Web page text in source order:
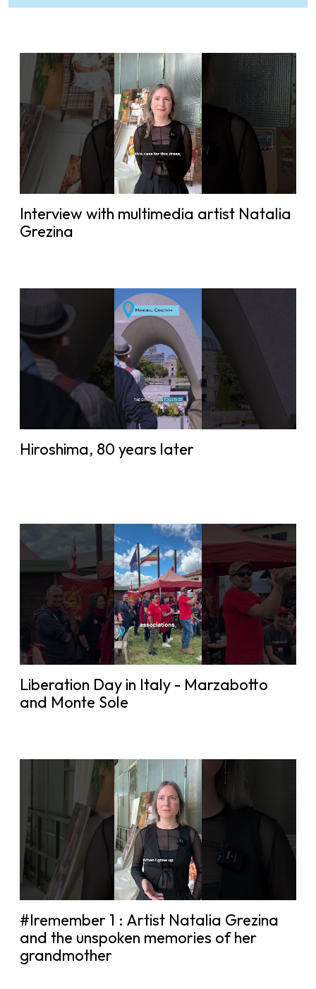
Interview with multimedia artist Natalia
Grezina
Hiroshima, 80 years later
Liberation Day in Italy - Marzabotto
and Monte Sole
#Iremember 1 : Artist Natalia Grezina
and the unspoken memories of her
grandmother